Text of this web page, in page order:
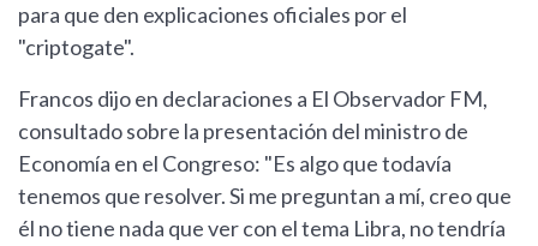
para que den explicaciones oficiales por el
"criptogate".
Francos dijo en declaraciones a El Observador FM,
consultado sobre la presentación del ministro de
Economía en el Congreso: "Es algo que todavía
tenemos que resolver. Si me preguntan a mí, creo que
él no tiene nada que ver con el tema Libra, no tendría